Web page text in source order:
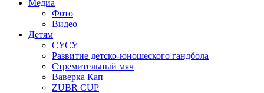
Медиа
Фото
Видео
Детям
СУСУ
Развитие детско-юношеского гандбола
Стремительный мяч
Ваверка Кап
ZUBR CUP